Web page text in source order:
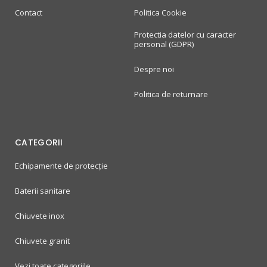
Contact Politica Cookie
Protectia datelor cu caracter
personal (GDPR)
Despre noi
Politica de returnare
CATEGORII
Echipamente de protecție
Baterii sanitare
Chiuvete inox
Chiuvete granit